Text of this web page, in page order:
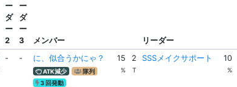
ー
ダ
ー
2
ー
ダ
ー
3
メンバー リーダー
- - に、似合うかにゃ？
ATK減少
隊列
3 回発動
15
%
2
T
SSSメイクサポート 10
%